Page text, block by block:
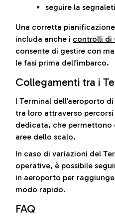
seguire la
Una corretta
includa anche i controlli di
consente di gestire con
le fasi prima dell’imbarco.
Collegamenti tra i
I Terminal dell’aeroporto
tra loro attraverso
dedicata, che permettono
aree dello scalo.
In caso di variazioni del
operative, è possibile
in aeroporto per
modo rapido.
FAQ